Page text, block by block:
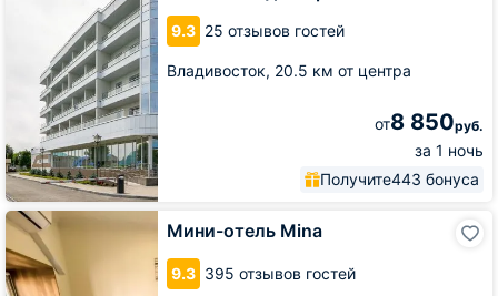
9.3 25 отзывов гостей
Владивосток, 20.5 км от центра
от8 850руб.
за 1 ночь
Получите443 бонуса
Мини-отель Mina
9.3 395 отзывов гостей
Мини-
отель
Mina